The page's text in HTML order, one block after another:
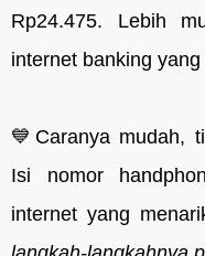
Rp24.475. Lebih
internet banking
💙Caranya mudah,
Isi nomor
internet yang